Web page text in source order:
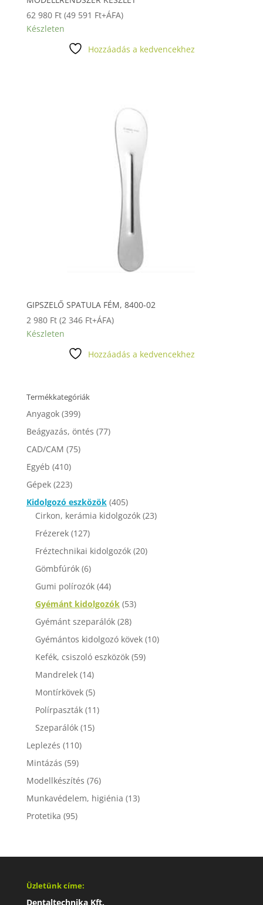
62 980 Ft (49 591 Ft+ÁFA)
Készleten
Hozzáadás a kedvencekhez
GIPSZELŐ SPATULA FÉM, 8400-02
2 980 Ft (2 346 Ft+ÁFA)
Készleten
Hozzáadás a kedvencekhez
Termékkategóriák
Anyagok (399)
Beágyazás, öntés (77)
CAD/CAM (75)
Egyéb (410)
Gépek (223)
Kidolgozó eszközök (405)
Cirkon, kerámia kidolgozók (23)
Frézerek (127)
Fréztechnikai kidolgozók (20)
Gömbfúrók (6)
Gumi polírozók (44)
Gyémánt kidolgozók (53)
Gyémánt szeparálók (28)
Gyémántos kidolgozó kövek (10)
Kefék, csiszoló eszközök (59)
Mandrelek (14)
Montírkövek (5)
Polírpaszták (11)
Szeparálók (15)
Leplezés (110)
Mintázás (59)
Modellkészítés (76)
Munkavédelem, higiénia (13)
Protetika (95)
Üzletünk címe:
Dentaltechnika Kft.